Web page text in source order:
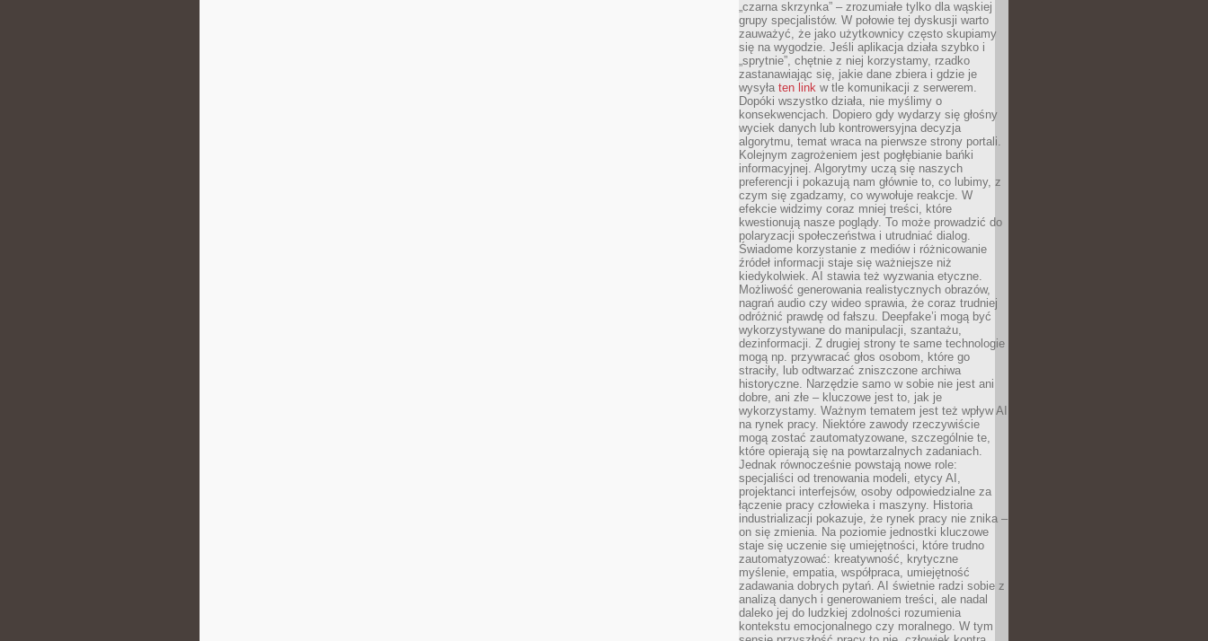
„czarna skrzynka” – zrozumiałe tylko dla wąskiej
grupy specjalistów. W połowie tej dyskusji warto
zauważyć, że jako użytkownicy często skupiamy
się na wygodzie. Jeśli aplikacja działa szybko i
„sprytnie”, chętnie z niej korzystamy, rzadko
zastanawiając się, jakie dane zbiera i gdzie je
wysyła ten link w tle komunikacji z serwerem.
Dopóki wszystko działa, nie myślimy o
konsekwencjach. Dopiero gdy wydarzy się głośny
wyciek danych lub kontrowersyjna decyzja
algorytmu, temat wraca na pierwsze strony portali.
Kolejnym zagrożeniem jest pogłębianie bańki
informacyjnej. Algorytmy uczą się naszych
preferencji i pokazują nam głównie to, co lubimy, z
czym się zgadzamy, co wywołuje reakcje. W
efekcie widzimy coraz mniej treści, które
kwestionują nasze poglądy. To może prowadzić do
polaryzacji społeczeństwa i utrudniać dialog.
Świadome korzystanie z mediów i różnicowanie
źródeł informacji staje się ważniejsze niż
kiedykolwiek. AI stawia też wyzwania etyczne.
Możliwość generowania realistycznych obrazów,
nagrań audio czy wideo sprawia, że coraz trudniej
odróżnić prawdę od fałszu. Deepfake’i mogą być
wykorzystywane do manipulacji, szantażu,
dezinformacji. Z drugiej strony te same technologie
mogą np. przywracać głos osobom, które go
straciły, lub odtwarzać zniszczone archiwa
historyczne. Narzędzie samo w sobie nie jest ani
dobre, ani złe – kluczowe jest to, jak je
wykorzystamy. Ważnym tematem jest też wpływ AI
na rynek pracy. Niektóre zawody rzeczywiście
mogą zostać zautomatyzowane, szczególnie te,
które opierają się na powtarzalnych zadaniach.
Jednak równocześnie powstają nowe role:
specjaliści od trenowania modeli, etycy AI,
projektanci interfejsów, osoby odpowiedzialne za
łączenie pracy człowieka i maszyny. Historia
industrializacji pokazuje, że rynek pracy nie znika –
on się zmienia. Na poziomie jednostki kluczowe
staje się uczenie się umiejętności, które trudno
zautomatyzować: kreatywność, krytyczne
myślenie, empatia, współpraca, umiejętność
zadawania dobrych pytań. AI świetnie radzi sobie z
analizą danych i generowaniem treści, ale nadal
daleko jej do ludzkiej zdolności rozumienia
kontekstu emocjonalnego czy moralnego. W tym